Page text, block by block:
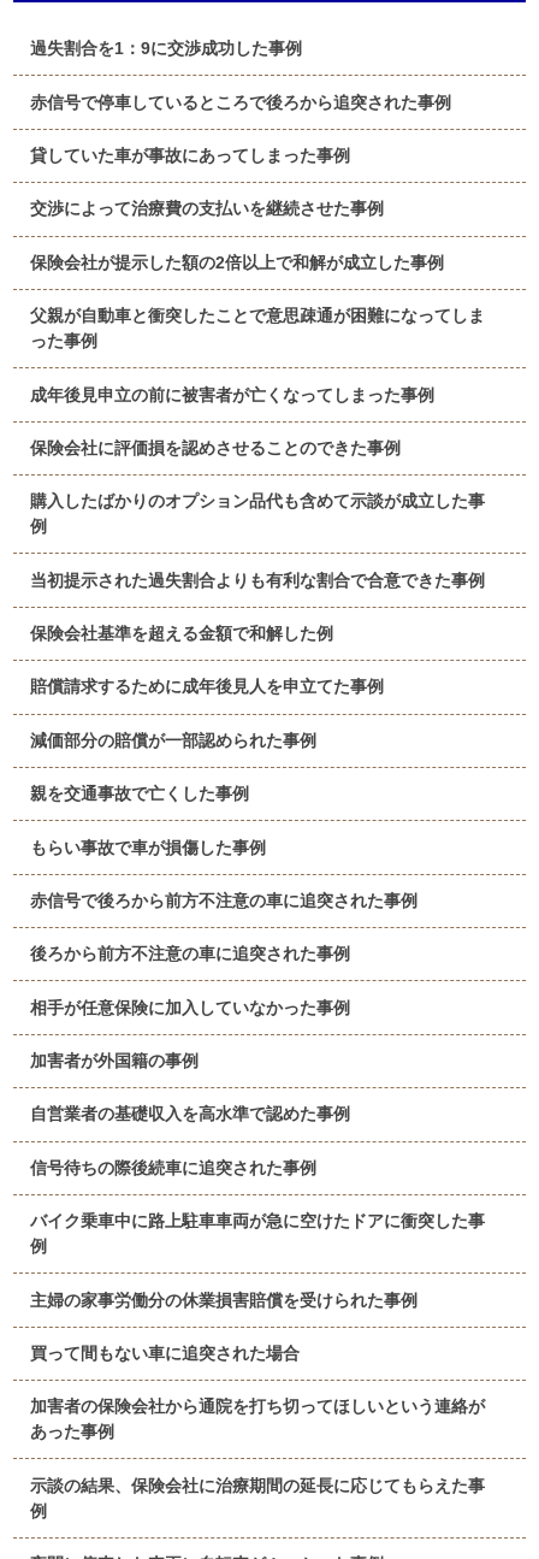
過失割合を1：9に交渉成功した事例
赤信号で停車しているところで後ろから追突された事例
貸していた車が事故にあってしまった事例
交渉によって治療費の支払いを継続させた事例
保険会社が提示した額の2倍以上で和解が成立した事例
父親が自動車と衝突したことで意思疎通が困難になってしま
った事例
成年後見申立の前に被害者が亡くなってしまった事例
保険会社に評価損を認めさせることのできた事例
購入したばかりのオプション品代も含めて示談が成立した事
例
当初提示された過失割合よりも有利な割合で合意できた事例
保険会社基準を超える金額で和解した例
賠償請求するために成年後見人を申立てた事例
減価部分の賠償が一部認められた事例
親を交通事故で亡くした事例
もらい事故で車が損傷した事例
赤信号で後ろから前方不注意の車に追突された事例
後ろから前方不注意の車に追突された事例
相手が任意保険に加入していなかった事例
加害者が外国籍の事例
自営業者の基礎収入を高水準で認めた事例
信号待ちの際後続車に追突された事例
バイク乗車中に路上駐車車両が急に空けたドアに衝突した事
例
主婦の家事労働分の休業損害賠償を受けられた事例
買って間もない車に追突された場合
加害者の保険会社から通院を打ち切ってほしいという連絡が
あった事例
示談の結果、保険会社に治療期間の延長に応じてもらえた事
例